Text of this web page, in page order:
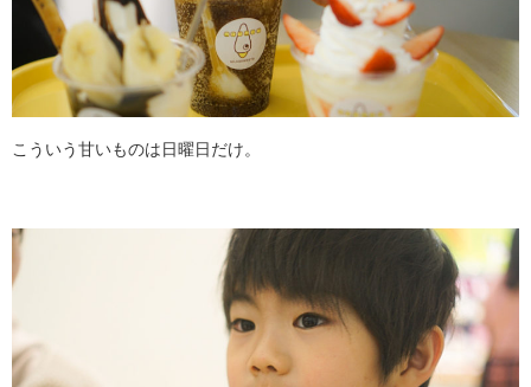
こういう甘いものは日曜日だけ。